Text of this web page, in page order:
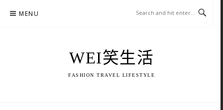
MENU
WEI笑生活
FASHION TRAVEL LIFESTYLE